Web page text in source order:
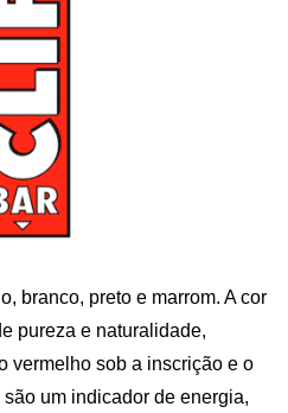
branco, preto e marrom. A cor
pureza e naturalidade,
vermelho sob a inscrição e o
um indicador de energia,